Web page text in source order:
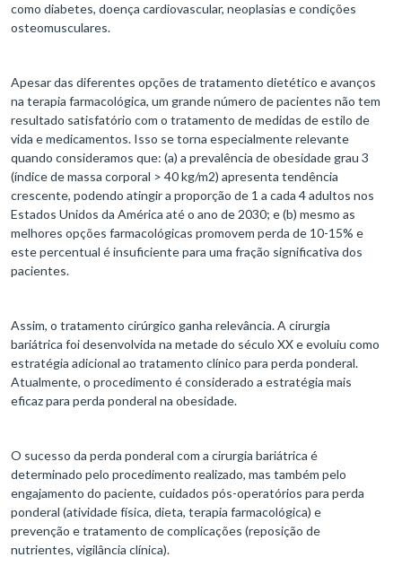
como diabetes, doença cardiovascular, neoplasias e condições
osteomusculares.
Apesar das diferentes opções de tratamento dietético e avanços
na terapia farmacológica, um grande número de pacientes não tem
resultado satisfatório com o tratamento de medidas de estilo de
vida e medicamentos. Isso se torna especialmente relevante
quando consideramos que: (a) a prevalência de obesidade grau 3
(índice de massa corporal > 40 kg/m2) apresenta tendência
crescente, podendo atingir a proporção de 1 a cada 4 adultos nos
Estados Unidos da América até o ano de 2030; e (b) mesmo as
melhores opções farmacológicas promovem perda de 10-15% e
este percentual é insuficiente para uma fração significativa dos
pacientes.
Assim, o tratamento cirúrgico ganha relevância. A cirurgia
bariátrica foi desenvolvida na metade do século XX e evoluiu como
estratégia adicional ao tratamento clínico para perda ponderal.
Atualmente, o procedimento é considerado a estratégia mais
eficaz para perda ponderal na obesidade.
O sucesso da perda ponderal com a cirurgia bariátrica é
determinado pelo procedimento realizado, mas também pelo
engajamento do paciente, cuidados pós-operatórios para perda
ponderal (atividade física, dieta, terapia farmacológica) e
prevenção e tratamento de complicações (reposição de
nutrientes, vigilância clínica).